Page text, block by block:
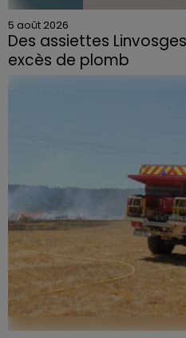
5 août 2026
Des assiettes
excès de plomb
Du plomb a été détecté